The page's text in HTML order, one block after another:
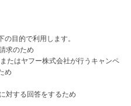
目的で利用します。
求のため
たはヤフー株式会社が行うキャンペ
め
対する回答をするため